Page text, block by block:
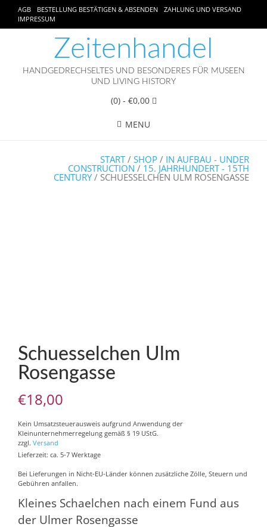
AGB BESTELLUNG BESTÄTIGEN & ABSENDEN
ZAHLUNG UND VERSAND
IMPRESSUM
Zeitenhandel
HANDGEDRECHSELTES UND BESONDERES FÜR MUSEEN
UND LIVING HISTORY
(0)- €0,00
MENU
START/ SHOP / IN AUFBAU - UNDER
CONSTRUCTION / 15. JAHRHUNDERT - 15TH
CENTURY/ SCHUESSELCHEN ULM ROSENGASSE
Schuesselchen Ulm
Rosengasse
€18,00
Kein Umsatzsteuerausweis aufgrund Anwendung der
Kleinunternehmerregelung gemäß § 19 UStG.
zzgl. Versand
Lieferzeit: ca. 5-7 Werktage
Bei Lieferungen in Nicht-EU-Länder können zusätzliche Zölle, Steuern und
Gebühren anfallen.
Kleines Schaelchen nach einem Fund aus
der Ulmer Rosengasse